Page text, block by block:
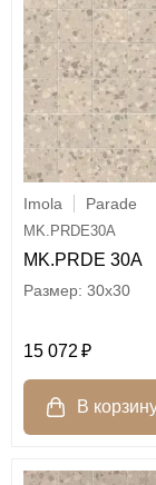
Imola Parade
MK.PRDE30A
MK.PRDE 30A
30x30
15 072